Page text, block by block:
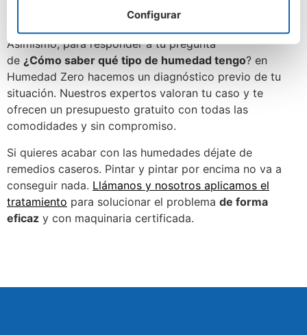
Asimismo, para responder a tu pregunta
de ¿Cómo saber qué tipo de humedad tengo? en
Humedad Zero hacemos un diagnóstico previo de tu
situación. Nuestros expertos valoran tu caso y te
ofrecen un presupuesto gratuito con todas las
comodidades y sin compromiso.
Si quieres acabar con las humedades déjate de
remedios caseros. Pintar y pintar por encima no va a
conseguir nada. Llámanos y nosotros aplicamos el
tratamiento para solucionar el problema de forma
eficaz y con maquinaria certificada.
Configurar